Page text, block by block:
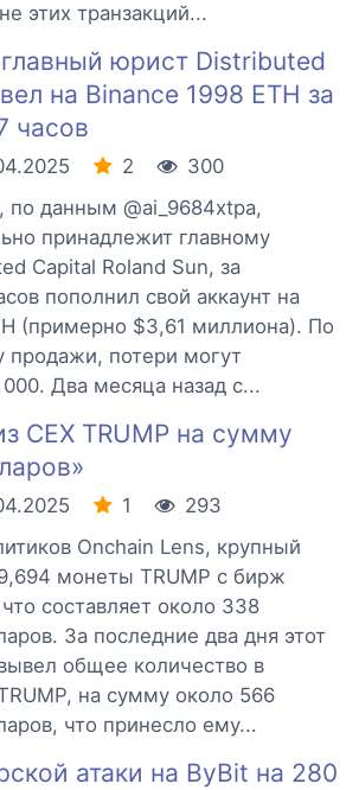
этих транзакций...
юрист Distributed
на Binance 1998 ETH за
часов
2
300
по данным @ai_9684xtpa,
принадлежит главному
Capital Roland Sun, за
пополнил свой аккаунт на
(примерно $3,61 миллиона). По
продажи, потери могут
Два месяца назад с...
CEX TRUMP на сумму
1
293
Onchain Lens, крупный
монеты TRUMP с бирж
составляет около 338
За последние два дня этот
общее количество в
на сумму около 566
что принесло ему...
атаки на ByBit на 280